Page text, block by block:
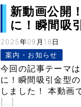
新動画公開
に！瞬間吸
2025年09月18日
案内・お知らせ
今回の記事テーマ
に！瞬間吸引金型
しました！ 本動画
[…]